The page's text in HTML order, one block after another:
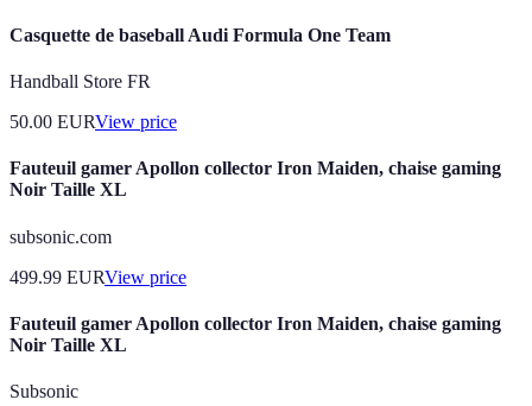
Casquette de baseball Audi Formula One Team
Handball Store FR
50.00 EURView price
Fauteuil gamer Apollon collector Iron Maiden, chaise gaming
Noir Taille XL
subsonic.com
499.99 EURView price
Fauteuil gamer Apollon collector Iron Maiden, chaise gaming
Noir Taille XL
Subsonic